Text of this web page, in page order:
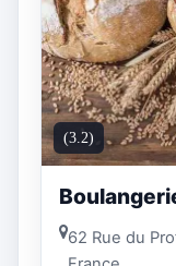
(3.2)
62 Rue du